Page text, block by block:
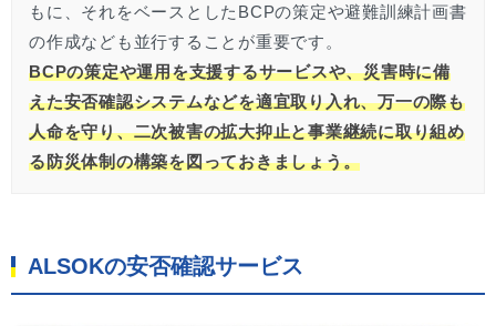
もに、それをベースとしたBCPの策定や避難訓練計画書
の作成なども並行することが重要です。
BCPの策定や運用を支援するサービスや、災害時に備
えた安否確認システムなどを適宜取り入れ、万一の際も
人命を守り、二次被害の拡大抑止と事業継続に取り組め
る防災体制の構築を図っておきましょう。
ALSOKの安否確認サービス